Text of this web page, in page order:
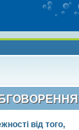
від того,